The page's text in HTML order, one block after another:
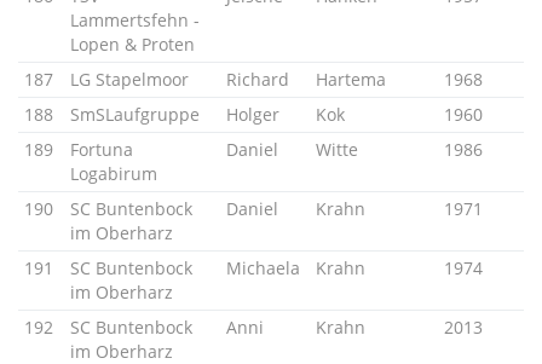
Lammertsfehn -
Lopen & Proten
187 LG Stapelmoor Richard Hartema
1968
188
SmSLaufgruppe Holger Kok
1960
189
Fortuna
Logabirum
Daniel Witte 1986
190
SC Buntenbock
im Oberharz
Daniel Krahn 1971
191
SC Buntenbock
im Oberharz
Michaela Krahn 1974
192
SC Buntenbock
im Oberharz
Anni Krahn 2013